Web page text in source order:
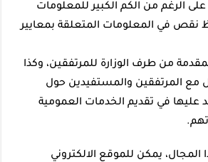
الرغم من الكم الكبير للمعلومات
نقص في المعلومات المتعلقة بمعايير
من طرف الوزارة للمرتفقين، وكذا
مع المرتفقين والمستفيدين حول
عليها في تقديم الخدمات العمومية
المجال، يمكن للموقع الالكتروني